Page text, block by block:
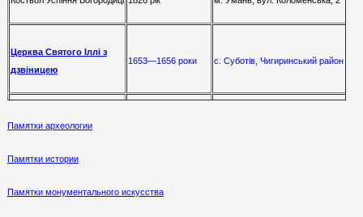
Церква Святого Іллі з
дзвіницею
1653—1656 роки с. Суботів, Чигиринський район
Замкова гора
Памятки археологии
Памятки истории
Памятки монументального искусства